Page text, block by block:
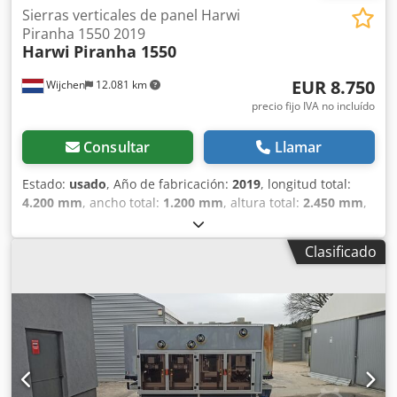
Wijchen 12.081 km
Sierras verticales de panel Harwi
Piranha 1550 2019
Harwi Piranha 1550
EUR 8.750
precio fijo IVA no incluído
Consultar Llamar
Estado: usado, Año de fabricación: 2019, longitud total:
4.200 mm, ancho total: 1.200 mm, altura total: 2.450 mm,
Color: Negro Peso: 600 kg - Año de fabricación: 2019 -
Documentación disponible: No - Marcado CE: Sí -
Certificado CE: No - Número de serie: 5025 CV - Altura
de corte [mm]: 3300 - Profundidad máxima de corte [mm]:
55 - Diámetro mínimo de la hoja de sierra [mm]: 250 -
Diámetro máximo de la hoja de sierra [mm]: 250 -
Diámetro del orificio del eje de la hoja de sierra [mm]: 30 -
Corte horizontal: Sí - Corte vertical: Sí - Tensión [V]: 400 -
Consumo de corriente [A]: 6,6 - Fusible [A]: 16 - Potencia
Clasificado